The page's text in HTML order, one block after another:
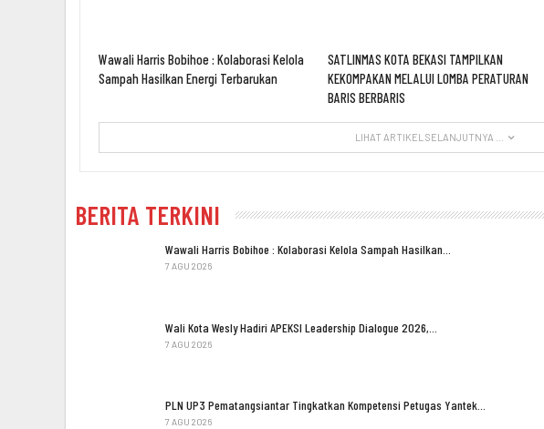
Wawali Harris Bobihoe : Kolaborasi Kelola
Sampah Hasilkan Energi Terbarukan
SATLINMAS KOTA BEKASI TAMPILKAN
KEKOMPAKAN MELALUI LOMBA PERATURAN
BARIS BERBARIS
LIHAT ARTIKEL SELANJUTNYA ...
BERITA TERKINI
Wawali Harris Bobihoe : Kolaborasi Kelola Sampah Hasilkan…
7 AGU 2026
Wali Kota Wesly Hadiri APEKSI Leadership Dialogue 2026,…
7 AGU 2026
PLN UP3 Pematangsiantar Tingkatkan Kompetensi Petugas Yantek…
7 AGU 2026